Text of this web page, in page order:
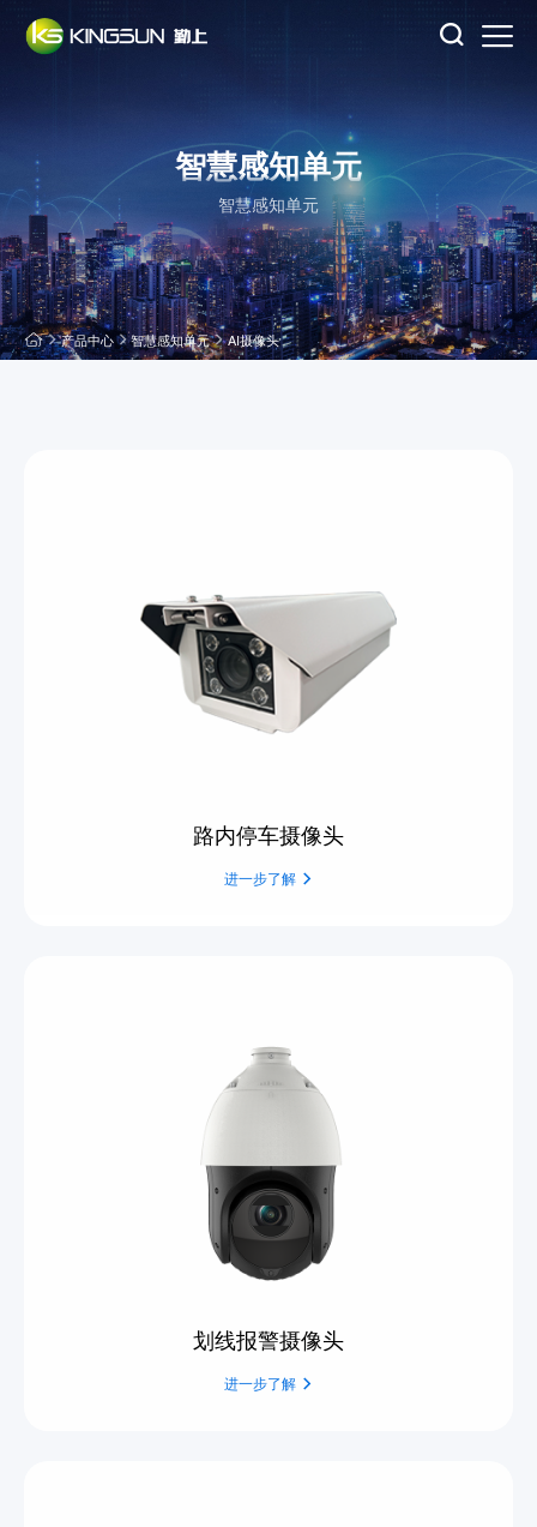
智慧感知单元
智慧感知单元
产品中心 智慧感知单元 AI摄像头
路内停车摄像头
进一步了解
划线报警摄像头
进一步了解